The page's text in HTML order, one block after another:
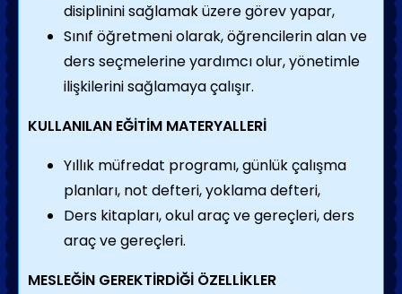
disiplinini sağlamak üzere görev yapar,
Sınıf öğretmeni olarak, öğrencilerin alan ve
ders seçmelerine yardımcı olur, yönetimle
ilişkilerini sağlamaya çalışır.
KULLANILAN EĞİTİM MATERYALLERİ
Yıllık müfredat programı, günlük çalışma
planları, not defteri, yoklama defteri,
Ders kitapları, okul araç ve gereçleri, ders
araç ve gereçleri.
MESLEĞİN GEREKTİRDİĞİ ÖZELLİKLER